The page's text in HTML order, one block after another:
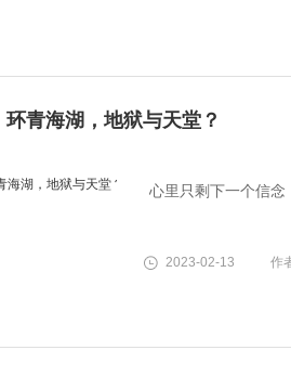
青海湖，地狱与天堂？
心里只剩下一个信念
2023-02-13 作